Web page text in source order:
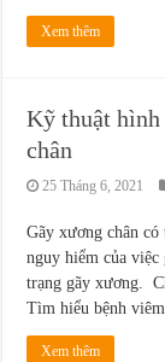
Xem thêm
Kỹ thuật hình
chân
25 Tháng 6, 2021
Gãy xương chân
nguy hiểm của
trạng gãy xương.
Tìm hiểu bệnh
Xem thêm